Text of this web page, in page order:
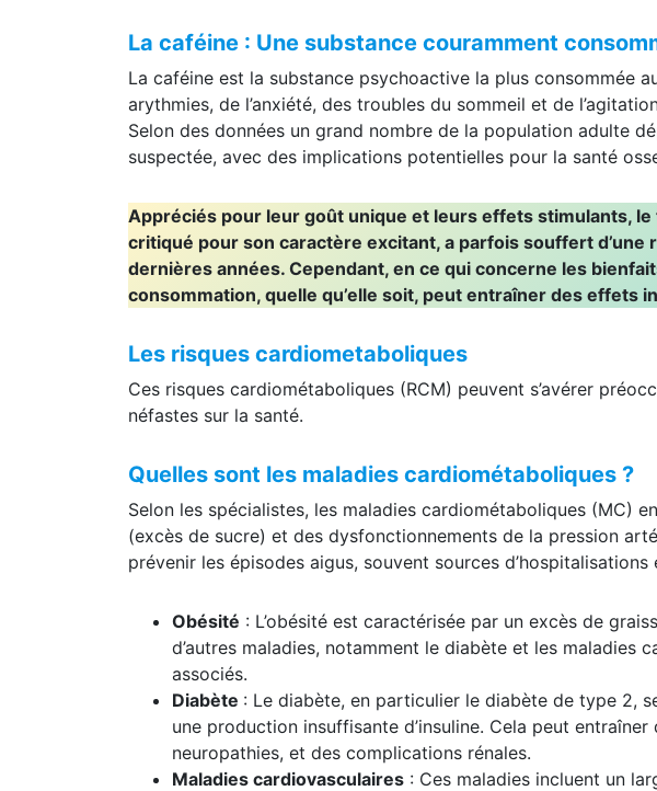
La caféine : Une substance couramment
La caféine est la substance psychoactive la plus consommée
arythmies, de l’anxiété, des troubles du sommeil et de
Selon des données un grand nombre de la population adulte
suspectée, avec des implications potentielles pour la santé
Appréciés pour leur goût unique et leurs effets stimulants,
critiqué pour son caractère excitant, a parfois souffert
dernières années. Cependant, en ce qui concerne les
consommation, quelle qu’elle soit, peut entraîner des effets
Les risques cardiometaboliques
Ces risques cardiométaboliques (RCM) peuvent s’avérer
néfastes sur la santé.
Quelles sont les maladies cardiométaboliques ?
Selon les spécialistes, les maladies cardiométaboliques (MC)
(excès de sucre) et des dysfonctionnements de la pression
prévenir les épisodes aigus, souvent sources
Obésité : L’obésité est caractérisée par un excès de
d’autres maladies, notamment le diabète et les maladies
associés.
Diabète : Le diabète, en particulier le diabète de type 2,
une production insuffisante d’insuline. Cela peut
neuropathies, et des complications rénales.
Maladies cardiovasculaires : Ces maladies incluent un